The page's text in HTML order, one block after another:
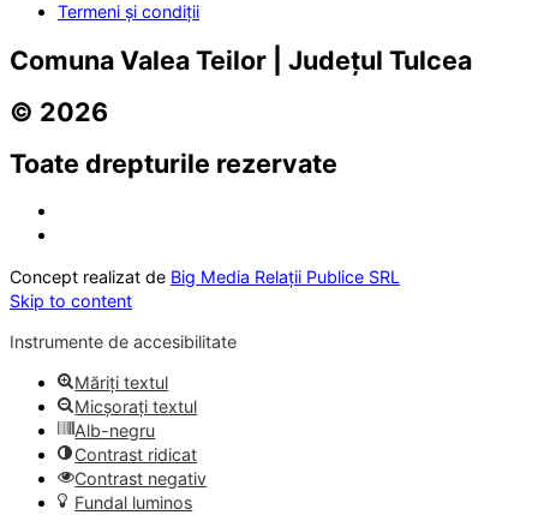
Termeni și condiții
Comuna Valea Teilor | Județul Tulcea
© 2026
Toate drepturile rezervate
Concept realizat de Big Media Relații Publice SRL
Skip to content
Instrumente de accesibilitate
Măriți textul
Micșorați textul
Alb-negru
Contrast ridicat
Contrast negativ
Fundal luminos